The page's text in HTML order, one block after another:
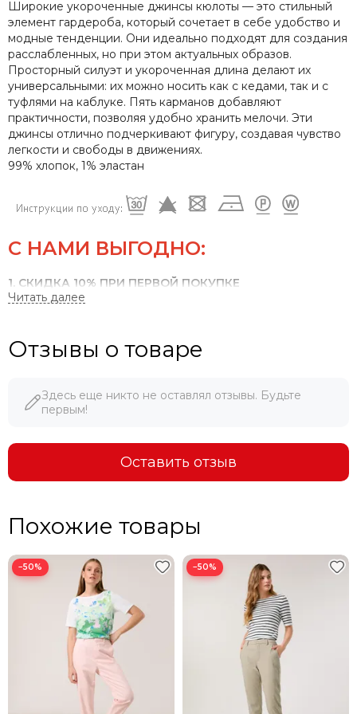
Широкие укороченные джинсы кюлоты — это стильный
элемент гардероба, который сочетает в себе удобство и
модные тенденции. Они идеально подходят для создания
расслабленных, но при этом актуальных образов.
Просторный силуэт и укороченная длина делают их
универсальными: их можно носить как с кедами, так и с
туфлями на каблуке. Пять карманов добавляют
практичности, позволяя удобно хранить мелочи. Эти
джинсы отлично подчеркивают фигуру, создавая чувство
легкости и свободы в движениях.
99% хлопок, 1% эластан
С НАМИ ВЫГОДНО:
1. СКИДКА 10% ПРИ ПЕРВОЙ ПОКУПКЕ
3. ОПЛАТА БОНУСАМИ ДО 30%
Отзывы о товаре
Здесь еще никто не оставлял отзывы. Будьте
первым!
Оставить отзыв
Похожие товары
−50% −50%